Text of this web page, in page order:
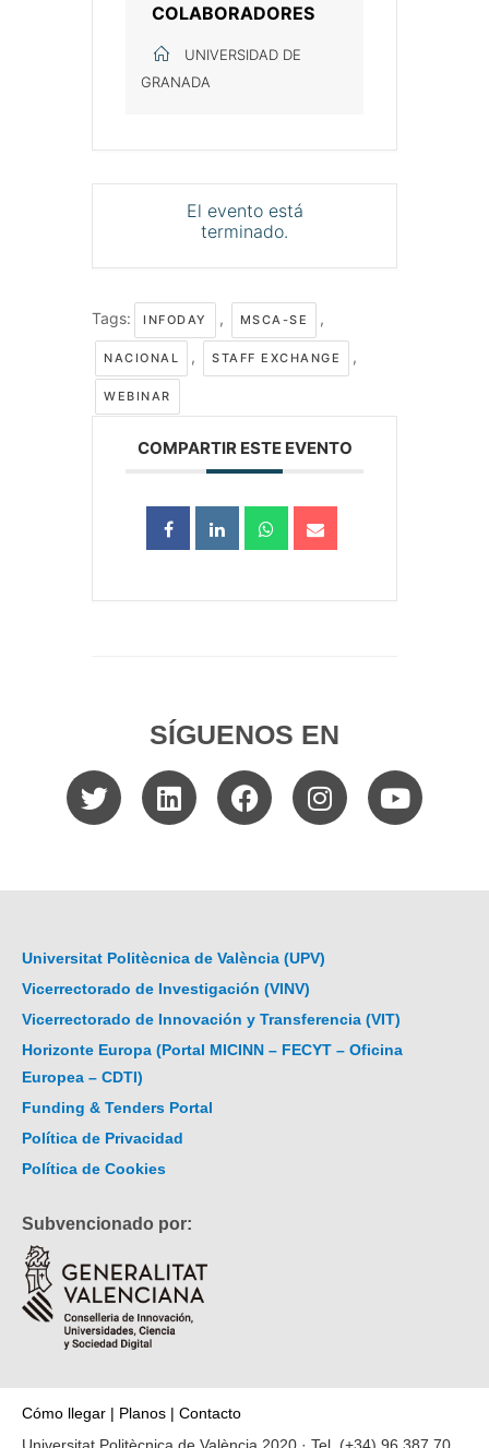
COLABORADORES
UNIVERSIDAD DE
GRANADA
El evento está
terminado.
Tags: INFODAY , MSCA-SE ,
NACIONAL , STAFF EXCHANGE ,
WEBINAR
COMPARTIR ESTE EVENTO
SÍGUENOS EN
Universitat Politècnica de València (UPV)
Vicerrectorado de Investigación (VINV)
Vicerrectorado de Innovación y Transferencia (VIT)
Horizonte Europa (Portal MICINN – FECYT – Oficina
Europea – CDTI)
Funding & Tenders Portal
Política de Privacidad
Política de Cookies
Subvencionado por:
Cómo llegar | Planos | Contacto